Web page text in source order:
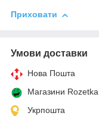
Приховати
Умови доставки
Нова Пошта
Магазини Rozetka
Укрпошта